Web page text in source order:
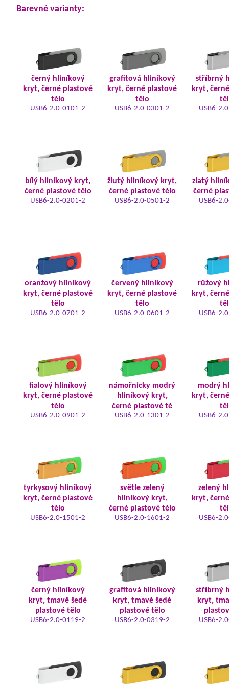
Barevné varianty:
černý hliníkový
kryt, černé plastové
tělo
USB6-2.0-0101-2
grafitová hliníkový
kryt, černé plastové
tělo
USB6-2.0-0301-2
stříbrný
kryt,
USB6-
bílý hliníkový kryt,
černé plastové tělo
USB6-2.0-0201-2
žlutý hliníkový kryt,
černé plastové tělo
USB6-2.0-0501-2
zlatý
černé
USB6-
oranžový hliníkový
kryt, černé plastové
tělo
USB6-2.0-0701-2
červený hliníkový
kryt, černé plastové
tělo
USB6-2.0-0601-2
růžový
kryt,
USB6-
fialový hliníkový
kryt, černé plastové
tělo
USB6-2.0-0901-2
námořnicky modrý
hliníkový kryt,
černé plastové tě
USB6-2.0-1301-2
modrý
kryt,
USB6-
tyrkysový hliníkový
kryt, černé plastové
tělo
USB6-2.0-1501-2
světle zelený
hliníkový kryt,
černé plastové tělo
USB6-2.0-1601-2
zelený
kryt,
USB6-
černý hliníkový
kryt, tmavě šedé
plastové tělo
USB6-2.0-0119-2
grafitová hliníkový
kryt, tmavě šedé
plastové tělo
USB6-2.0-0319-2
stříbrný
kryt,
USB6-